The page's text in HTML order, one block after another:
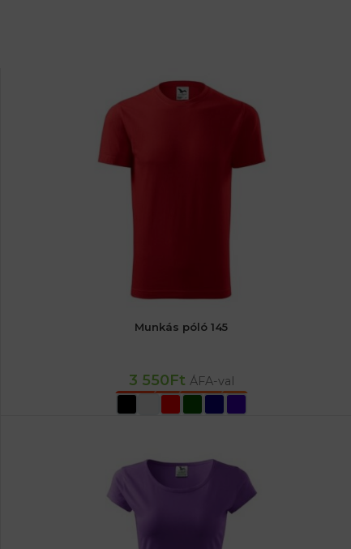
Munkás póló 145
3 550Ft ÁFA-val
OPCIÓK VÁLASZTÁSA